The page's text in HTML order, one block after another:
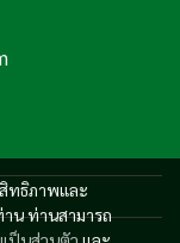
ทธิภาพและ
น ท่านสามารถ